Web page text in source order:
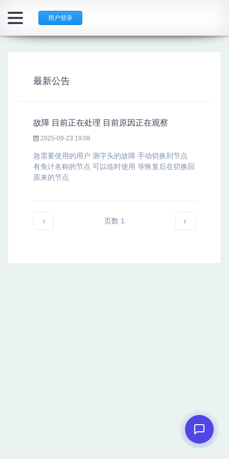
用户登录
最新公告
故障 目前正在处理 目前原因正在观察
2025-09-23 19:08
急需要使用的用户 测字头的故障 手动切换到节点
有免计名称的节点 可以临时使用 等恢复后在切换回
原来的节点
页数 1